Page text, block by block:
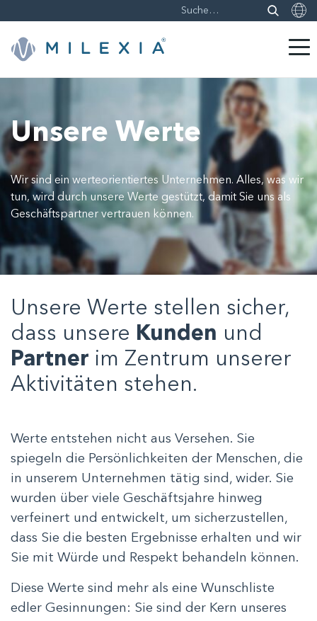
Inhalt
Unsere Werte
Wir sind ein werteorientiertes Unternehmen. Alles, was wir
tun, wird durch unsere Werte gestützt, damit Sie uns als
Geschäftspartner vertrauen können.
Unsere Werte stellen sicher,
dass unsere Kunden und
Partner im Zentrum unserer
Aktivitäten stehen.
Werte entstehen nicht aus Versehen. Sie
spiegeln die Persönlichkeiten der Menschen, die
in unserem Unternehmen tätig sind, wider. Sie
wurden über viele Geschäftsjahre hinweg
verfeinert und entwickelt, um sicherzustellen,
dass Sie die besten Ergebnisse erhalten und wir
Sie mit Würde und Respekt behandeln können.
Diese Werte sind mehr als eine Wunschliste
edler Gesinnungen: Sie sind der Kern unseres